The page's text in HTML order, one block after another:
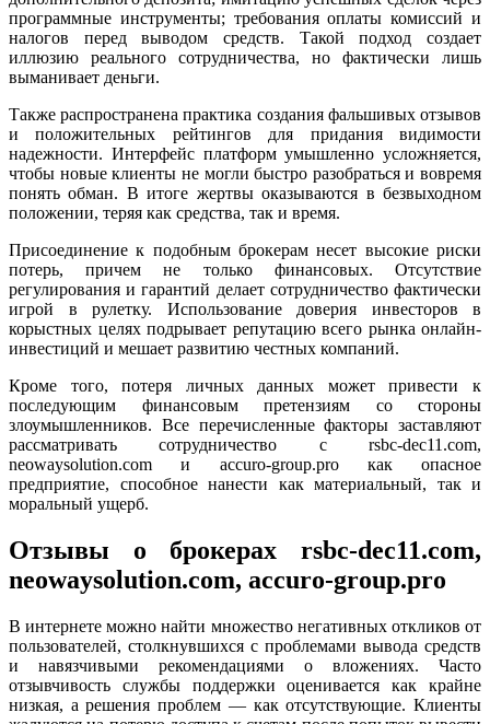
программные инструменты; требования оплаты комиссий и
налогов перед выводом средств. Такой подход создает
иллюзию реального сотрудничества, но фактически лишь
выманивает деньги.
Также распространена практика создания фальшивых отзывов
и положительных рейтингов для придания видимости
надежности. Интерфейс платформ умышленно усложняется,
чтобы новые клиенты не могли быстро разобраться и вовремя
понять обман. В итоге жертвы оказываются в безвыходном
положении, теряя как средства, так и время.
Присоединение к подобным брокерам несет высокие риски
потерь, причем не только финансовых. Отсутствие
регулирования и гарантий делает сотрудничество фактически
игрой в рулетку. Использование доверия инвесторов в
корыстных целях подрывает репутацию всего рынка онлайн-
инвестиций и мешает развитию честных компаний.
Кроме того, потеря личных данных может привести к
последующим финансовым претензиям со стороны
злоумышленников. Все перечисленные факторы заставляют
рассматривать сотрудничество с rsbc-dec11.com,
neowaysolution.com и accuro-group.pro как опасное
предприятие, способное нанести как материальный, так и
моральный ущерб.
Отзывы о брокерах rsbc-dec11.com,
neowaysolution.com, accuro-group.pro
В интернете можно найти множество негативных откликов от
пользователей, столкнувшихся с проблемами вывода средств
и навязчивыми рекомендациями о вложениях. Часто
отзывчивость службы поддержки оценивается как крайне
низкая, а решения проблем — как отсутствующие. Клиенты